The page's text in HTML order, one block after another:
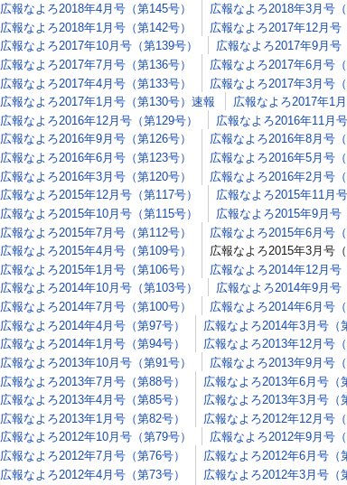
広報なよろ2018年4月号（第145号）
広報なよろ2018年3月号（
広報なよろ2018年1月号（第142号）
広報なよろ2017年12月号
広報なよろ2017年10月号（第139号）
広報なよろ2017年9月号
広報なよろ2017年7月号（第136号）
広報なよろ2017年6月号（
広報なよろ2017年4月号（第133号）
広報なよろ2017年3月号（
広報なよろ2017年1月号（第130号）速報
広報なよろ2017年1
広報なよろ2016年12月号（第129号）
広報なよろ2016年11月
広報なよろ2016年9月号（第126号）
広報なよろ2016年8月号（
広報なよろ2016年6月号（第123号）
広報なよろ2016年5月号（
広報なよろ2016年3月号（第120号）
広報なよろ2016年2月号（
広報なよろ2015年12月号（第117号）
広報なよろ2015年11月号
広報なよろ2015年10月号（第115号）
広報なよろ2015年9月号
広報なよろ2015年7月号（第112号）
広報なよろ2015年6月号（
広報なよろ2015年4月号（第109号）
広報なよろ2015年3月号（
広報なよろ2015年1月号（第106号）
広報なよろ2014年12月号
広報なよろ2014年10月号（第103号）
広報なよろ2014年9月号
広報なよろ2014年7月号（第100号）
広報なよろ2014年6月号（
広報なよろ2014年4月号（第97号）
広報なよろ2014年3月号（
広報なよろ2014年1月号（第94号）
広報なよろ2013年12月号（
広報なよろ2013年10月号（第91号）
広報なよろ2013年9月号（
広報なよろ2013年7月号（第88号）
広報なよろ2013年6月号（
広報なよろ2013年4月号（第85号）
広報なよろ2013年3月号（
広報なよろ2013年1月号（第82号）
広報なよろ2012年12月号（
広報なよろ2012年10月号（第79号）
広報なよろ2012年9月号（
広報なよろ2012年7月号（第76号）
広報なよろ2012年6月号（
広報なよろ2012年4月号（第73号）
広報なよろ2012年3月号（